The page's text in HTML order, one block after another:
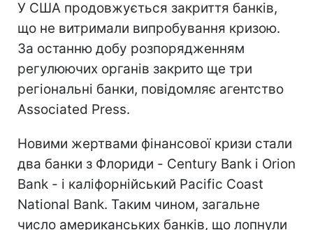
У США продовжується закриття банків,
що не витримали випробування кризою.
За останню добу розпорядженням
регулюючих органів закрито ще три
регіональні банки, повідомляє агентство
Associated Press.
Новими жертвами фінансової кризи стали
два банки з Флориди - Century Bank і Orion
Bank - і каліфорнійський Pacific Coast
National Bank. Таким чином, загальне
число американських банків, що лопнули